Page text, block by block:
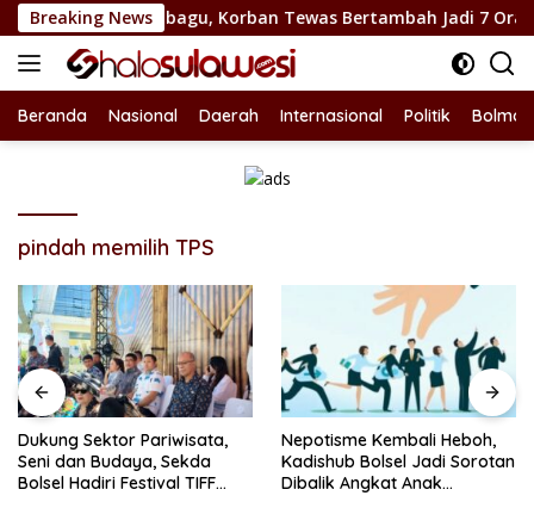
Langsung
ke
konten
Breaking News
Kotamobagu, Korban Tewas Bertambah Jadi 7 Orang
Beranda Nasional Daerah Internasional Politik
pindah memilih TPS
Dukung Sektor Pariwisata,
Seni dan Budaya, Sekda
Bolsel Hadiri Festival TIFF
Nepotisme Kembali Heboh,
Kadishub Bolsel Jadi Sorotan
Dibalik Angkat Anak